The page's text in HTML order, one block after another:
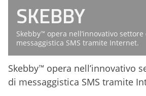
SKEBBY
Skebby™ opera nell’innovativo
messaggistica SMS tramite Internet.
Skebby™ opera nell’innovativo
di messaggistica SMS tramite